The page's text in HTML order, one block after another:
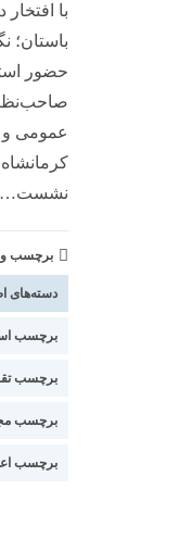
با
باستان؛
حضور
عمومی و
نشست…
برچسب و
دسته‌های
برچسب
برچسب
برچسب
برچسب